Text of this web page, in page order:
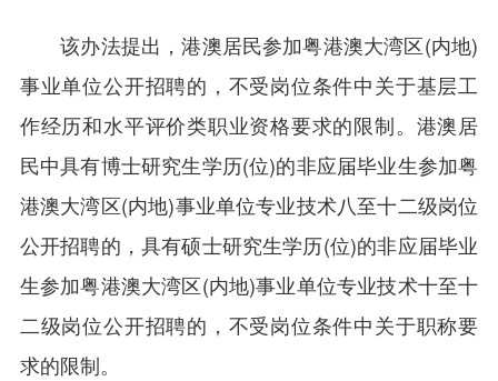
该办法提出，港澳居民参加粤港澳大湾区(内地)
事业单位公开招聘的，不受岗位条件中关于基层工
作经历和水平评价类职业资格要求的限制。港澳居
民中具有博士研究生学历(位)的非应届毕业生参加粤
港澳大湾区(内地)事业单位专业技术八至十二级岗位
公开招聘的，具有硕士研究生学历(位)的非应届毕业
生参加粤港澳大湾区(内地)事业单位专业技术十至十
二级岗位公开招聘的，不受岗位条件中关于职称要
求的限制。